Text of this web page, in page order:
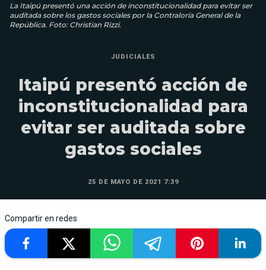
La Itaipú presentó una acción de inconstitucionalidad para evitar ser
auditada sobre los gastos sociales por la Contraloría General de la
República. Foto: Christian Rizzi.
JUDICIALES
Itaipú presentó acción de
inconstitucionalidad para
evitar ser auditada sobre
gastos sociales
25 DE MAYO DE 2021 7:39
Compartir en redes